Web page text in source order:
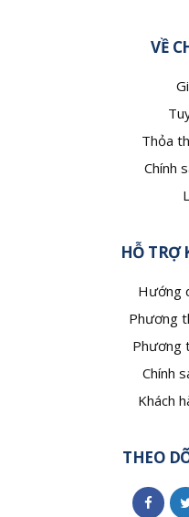
VỀ
Thỏa
Chính
HỖ TRỢ
Hướng
Phương
Phương
Chính
Khách
THEO